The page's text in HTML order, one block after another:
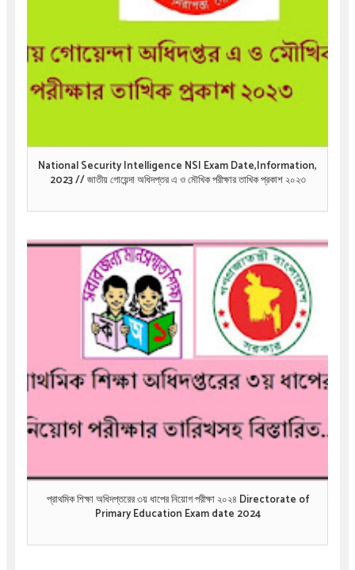
National Security Intelligence NSI Exam Date,Information,
2023 // জাতীয় গোয়েন্দা অধিদপ্তর এ ও মৌখিক পরীক্ষার তাখিক প্রকাশ ২০২৩
প্রাথমিক শিক্ষা অধিদপ্তরের ৩য় ধাপের নিয়োগ পরীক্ষা ২০২৪ Directorate of
Primary Education Exam date 2024